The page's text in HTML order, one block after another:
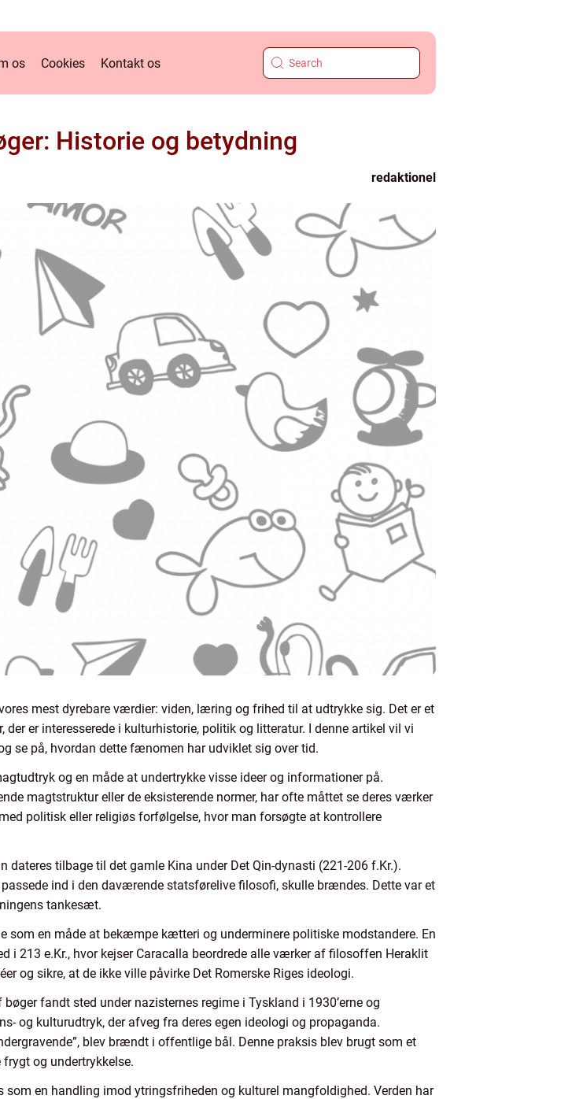
os Cookies Kontakt os
Historie og betydning
redaktionel
mest dyrebare værdier: viden, læring og frihed til at udtrykke sig. Det er et
er interesserede i kulturhistorie, politik og litteratur. I denne artikel vil vi
se på, hvordan dette fænomen har udviklet sig over tid.
og en måde at undertrykke visse ideer og informationer på.
magtstruktur eller de eksisterende normer, har ofte måttet se deres værker
politisk eller religiøs forfølgelse, hvor man forsøgte at kontrollere
tilbage til det gamle Kina under Det Qin-dynasti (221-206 f.Kr.).
passede ind i den daværende statsførelive filosofi, skulle brændes. Dette var et
tankesæt.
en måde at bekæmpe kætteri og underminere politiske modstandere. En
213 e.Kr., hvor kejser Caracalla beordrede alle værker af filosoffen Heraklit
og sikre, at de ikke ville påvirke Det Romerske Riges ideologi.
fandt sted under nazisternes regime i Tyskland i 1930’erne og
og kulturudtryk, der afveg fra deres egen ideologi og propaganda.
blev brændt i offentlige bål. Denne praksis blev brugt som et
og undertrykkelse.
en handling imod ytringsfriheden og kulturel mangfoldighed. Verden har